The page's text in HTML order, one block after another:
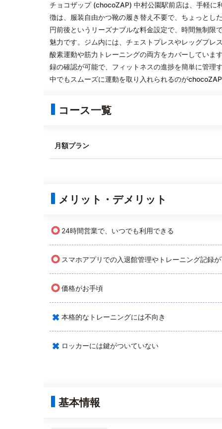
チョコザップ (chocoZAP) 中村公園駅前店は、手軽に
徴は、服装自由かつ靴の履き替え不要で、ちょっと
円前後というリーズナブルな料金設定で、時間無制限
魅力です。ジム内には、チェストプレスやレッグプレ
酸素運動や筋力トレーニングの両方をカバーしていま
録の確認が可能で、フィットネスの進捗を簡単に管理
中でもスムーズに運動を取り入れられるのが
コース一覧
月額プラン
メリット・デメリット
○ 24時間営業で、いつでも利用できる
○ スマホアプリでの入退館管理やトレーニング記録
○価格がお手頃
× 本格的なトレーニングには不向き
× ロッカーには鍵がついていない
基本情報